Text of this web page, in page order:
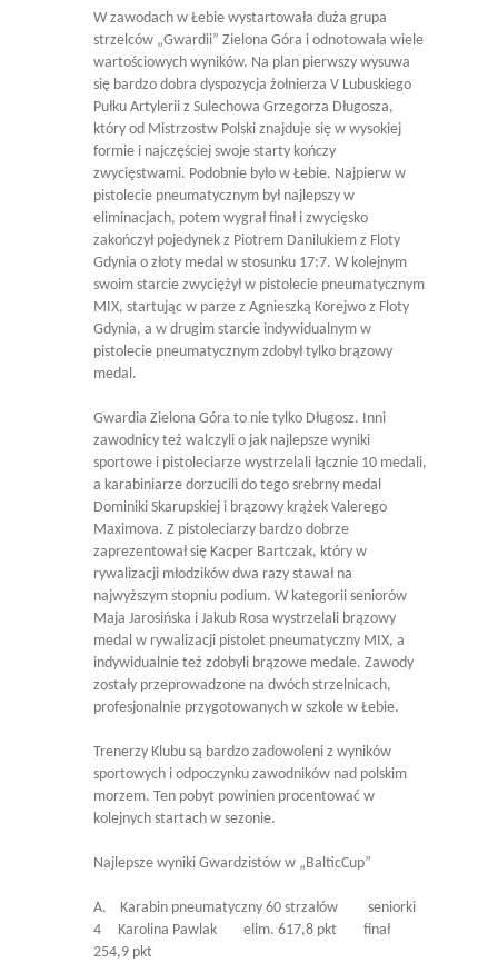
W zawodach w Łebie wystartowała duża grupa
strzelców „Gwardii” Zielona Góra i odnotowała wiele
wartościowych wyników. Na plan pierwszy wysuwa
się bardzo dobra dyspozycja żołnierza V Lubuskiego
Pułku Artylerii z Sulechowa Grzegorza Długosza,
który od Mistrzostw Polski znajduje się w wysokiej
formie i najczęściej swoje starty kończy
zwycięstwami. Podobnie było w Łebie. Najpierw w
pistolecie pneumatycznym był najlepszy w
eliminacjach, potem wygrał finał i zwycięsko
zakończył pojedynek z Piotrem Danilukiem z Floty
Gdynia o złoty medal w stosunku 17:7. W kolejnym
swoim starcie zwyciężył w pistolecie pneumatycznym
MIX, startując w parze z Agnieszką Korejwo z Floty
Gdynia, a w drugim starcie indywidualnym w
pistolecie pneumatycznym zdobył tylko brązowy
medal.
Gwardia Zielona Góra to nie tylko Długosz. Inni
zawodnicy też walczyli o jak najlepsze wyniki
sportowe i pistoleciarze wystrzelali łącznie 10 medali,
a karabiniarze dorzucili do tego srebrny medal
Dominiki Skarupskiej i brązowy krążek Valerego
Maximova. Z pistoleciarzy bardzo dobrze
zaprezentował się Kacper Bartczak, który w
rywalizacji młodzików dwa razy stawał na
najwyższym stopniu podium. W kategorii seniorów
Maja Jarosińska i Jakub Rosa wystrzelali brązowy
medal w rywalizacji pistolet pneumatyczny MIX, a
indywidualnie też zdobyli brązowe medale. Zawody
zostały przeprowadzone na dwóch strzelnicach,
profesjonalnie przygotowanych w szkole w Łebie.
Trenerzy Klubu są bardzo zadowoleni z wyników
sportowych i odpoczynku zawodników nad polskim
morzem. Ten pobyt powinien procentować w
kolejnych startach w sezonie.
Najlepsze wyniki Gwardzistów w „BalticCup”
A. Karabin pneumatyczny 60 strzałów seniorki
4 Karolina Pawlak elim. 617,8 pkt finał
254,9 pkt